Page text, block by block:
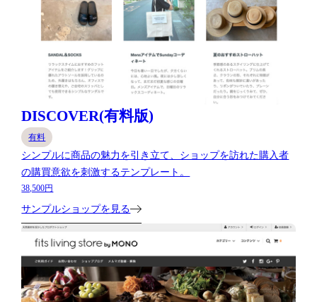
DISCOVER(有料版)
有料
シンプルに商品の魅力を引き立て、ショップを訪れた購入者
の購買意欲を刺激するテンプレート。
38,500円
サンプルショップを見る